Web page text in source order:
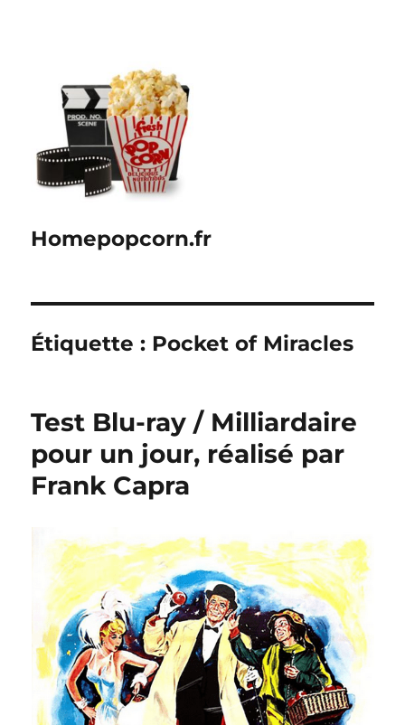
Homepopcorn.fr
Étiquette : Pocket of Miracles
Test Blu-ray / Milliardaire
pour un jour, réalisé par
Frank Capra